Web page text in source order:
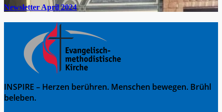
Newsletter April 2024
INSPIRE – Herzen berühren. Menschen bewegen. Brühl
beleben.